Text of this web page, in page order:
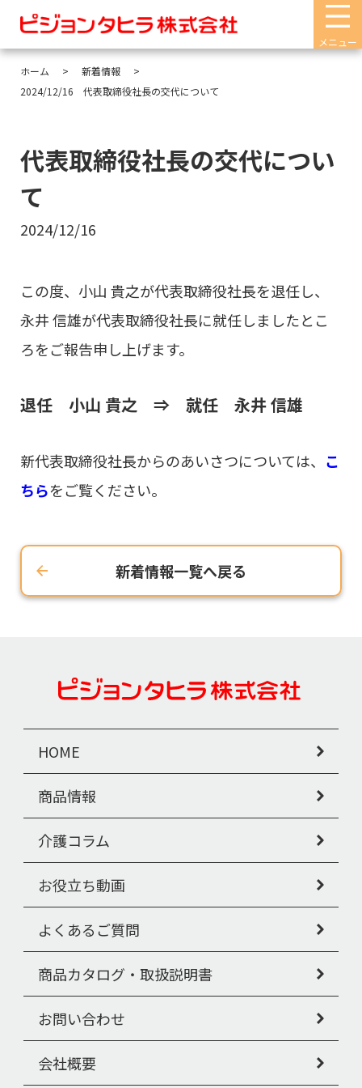
メニュー
ホーム
新着情報
2024/12/16 代表取締役社長の交代について
代表取締役社長の交代につい
て
2024/12/16
この度、小山 貴之が代表取締役社長を退任し、
永井 信雄が代表取締役社長に就任しましたとこ
ろをご報告申し上げます。
退任 小山 貴之 ⇒ 就任 永井 信雄
新代表取締役社長からのあいさつについては、 こ
ちらをご覧ください。
新着情報一覧へ戻る
HOME
商品情報
介護コラム
お役立ち動画
よくあるご質問
商品カタログ・取扱説明書
お問い合わせ
会社概要